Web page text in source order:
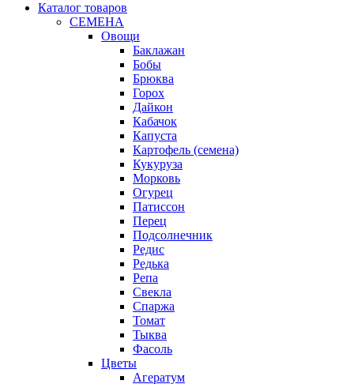
Каталог товаров
СЕМЕНА
Овощи
Баклажан
Бобы
Брюква
Горох
Дайкон
Кабачок
Капуста
Картофель (семена)
Кукуруза
Морковь
Огурец
Патиссон
Перец
Подсолнечник
Редис
Редька
Репа
Свекла
Спаржа
Томат
Тыква
Фасоль
Цветы
Агератум